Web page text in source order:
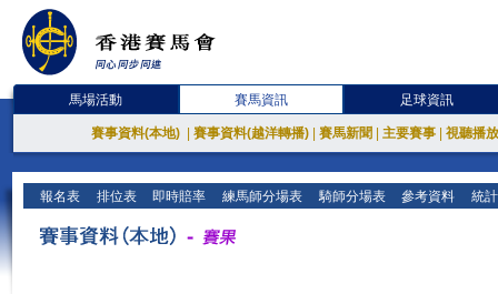
馬場活動 賽馬資訊 足球資訊
賽事資料(本地) 賽事資料(越洋轉播) 賽馬新聞 主要賽事 視聽播
報名表 排位表 即時賠率 練馬師分場表 騎師分場表 參考資料 統